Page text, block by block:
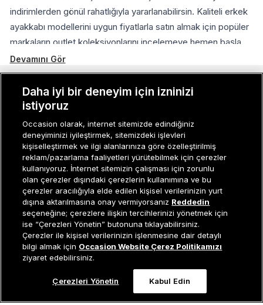
indirimlerden gönül rahatlığıyla yararlanabilirsin. Kaliteli erkek
ayakkabı modellerini uygun fiyatlarla satın almak için popüler
markaların outlet koleksiyonlarını incelemeye hemen başla,
yıllar boyunca “İyi ki!” diyeceğin avantajlı bir alışveriş için
daha fazla geç kalma!
Outlet Erkek Ayakkabılarında En İyi Fırsatlar Burada
Birbirinden kaliteli outlet erkek ayakkabıları içerisinden stiline
en uygun olan seçeneklere hemen karar ver, yüzde 70’e
varan indirim fırsatlarıyla sepetine ekle! Her tarza hitap eden
indirimli erkek ayakkabı modelleri spor, şık, klasik ve günlük
tüm stil tercihlerin tamamlamak için burada seni bekliyor.
Occasion’un indirimli erkek ayakkabı fırsatlarıyla ayakkabı
koleksiyonunu yenilemek, sezon sonu indirimleri sayesinde
senin için çok daha cazip ve kolay olacak!
Erkek Outlet Spor Ayakkabı Seçenekleri
Günlük şıklık ve rahatlık için vazgeçilmez parçaların başında
elbette spor ayakkabılar geliyor. İster yürüyüş ister spor
yapıyor ol, gün boyu ayağında olsa da konfor hissini son ana
dek sürdürecek yüksek kaliteli spor ayakkabı modelleri bu
Devamını Gör
Müşteri İlişkileri 0 850 800 01 20
MÜŞTERI İLIŞKILERI
KURUMSAL
KADIN KATEGORILER
GRUP MARKALAR
ERKEK KATEGORILER
Daha iyi bir deneyim için izninizi
istiyoruz
Occasion olarak, internet sitemizde edindiğiniz
deneyiminizi iyileştirmek, sitemizdeki işlevleri
kişiselleştirmek ve ilgi alanlarınıza göre özelleştirilmiş
reklam/pazarlama faaliyetleri yürütebilmek için çerezler
kullanıyoruz. İnternet sitemizin çalışması için zorunlu
olan çerezler dışındaki çerezlerin kullanımına ve bu
çerezler aracılığıyla elde edilen kişisel verilerinizin yurt
dışına aktarılmasına onay vermiyorsanız Reddedin
seçeneğine; çerezlere ilişkin tercihlerinizi yönetmek için
ise “Çerezleri Yönetin” butonuna tıklayabilirsiniz.
Çerezler ile kişisel verilerinizin işlenmesine dair detaylı
bilgi almak için Occasion Website Çerez Politikamızı
ziyaret edebilirsiniz.
Çerezleri Yönetin Kabul Edin